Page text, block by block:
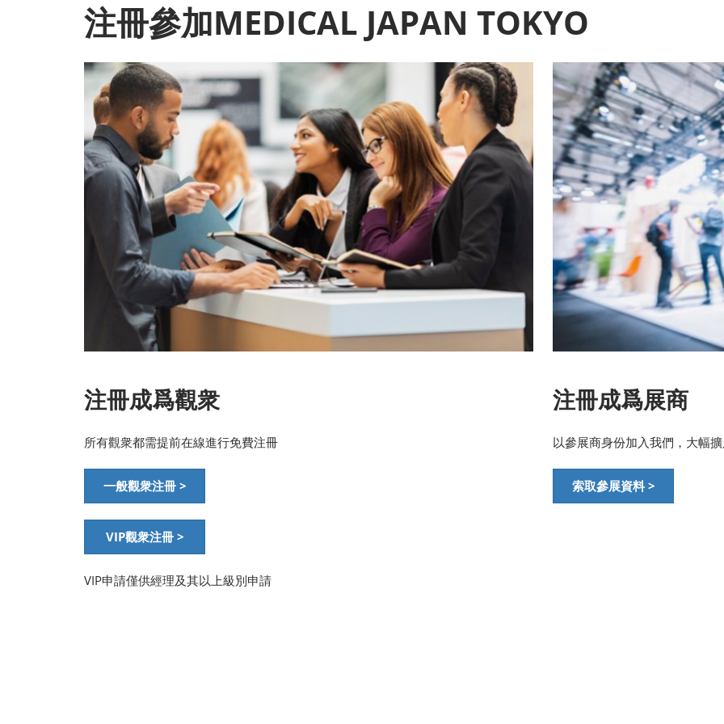
注冊參加MEDICAL JAPAN TOKYO
注冊成爲觀衆
所有觀衆都需提前在線進行免費注冊
一般觀衆注冊 >
VIP觀衆注冊 >
VIP申請僅供經理及其以上級別申請
注冊成爲展商
以參展商身份加入我們，大幅擴
索取參展資料 >